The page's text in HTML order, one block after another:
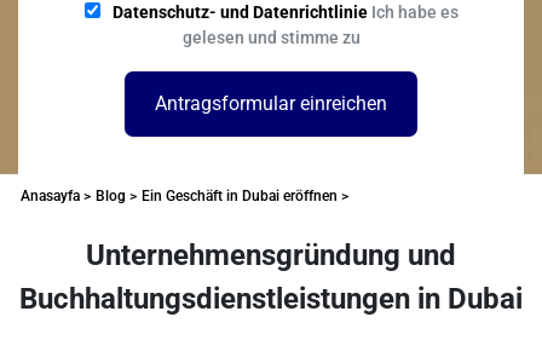
Datenschutz- und DatenrichtlinieIch habe es
gelesen und stimme zu
Antragsformular einreichen
Anasayfa > Blog > Ein Geschäft in Dubai eröffnen >
Unternehmensgründung und
Buchhaltungsdienstleistungen in Dubai